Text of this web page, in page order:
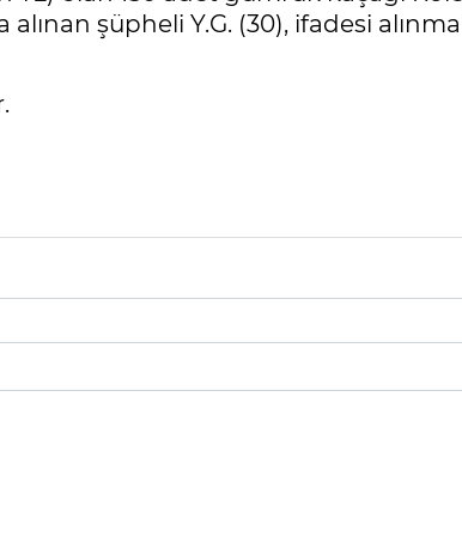
şüpheli Y.G. (30), ifadesi